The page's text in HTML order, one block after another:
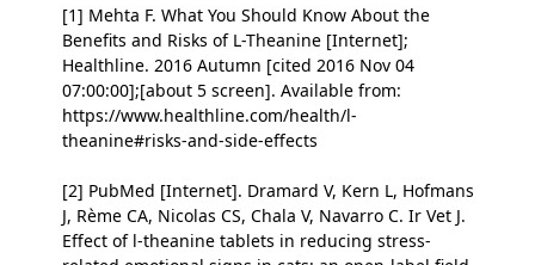
[1] Mehta F. What You Should Know About the
Benefits and Risks of L-Theanine [Internet];
Healthline. 2016 Autumn [cited 2016 Nov 04
07:00:00];[about 5 screen]. Available from:
https://www.healthline.com/health/l-
theanine#risks-and-side-effects
[2] PubMed [Internet]. Dramard V, Kern L, Hofmans
J, Rème CA, Nicolas CS, Chala V, Navarro C. Ir Vet J.
Effect of l-theanine tablets in reducing stress-